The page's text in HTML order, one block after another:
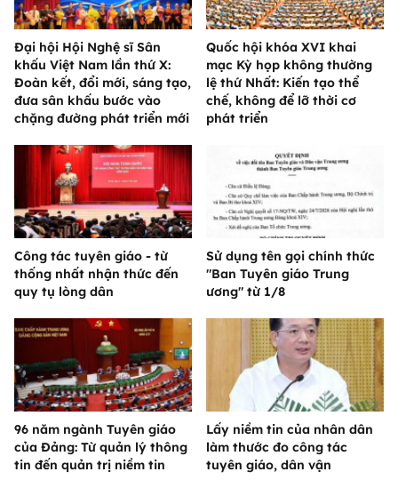
Đại hội Hội Nghệ sĩ Sân
khấu Việt Nam lần thứ X:
Đoàn kết, đổi mới, sáng tạo,
đưa sân khấu bước vào
chặng đường phát triển mới
Quốc hội khóa XVI khai
mạc Kỳ họp không thường
lệ thứ Nhất: Kiến tạo thể
chế, không để lỡ thời cơ
phát triển
Công tác tuyên giáo - từ
thống nhất nhận thức đến
quy tụ lòng dân
Sử dụng tên gọi chính thức
"Ban Tuyên giáo Trung
ương" từ 1/8
96 năm ngành Tuyên giáo
của Đảng: Từ quản lý thông
tin đến quản trị niềm tin
Lấy niềm tin của nhân dân
làm thước đo công tác
tuyên giáo, dân vận